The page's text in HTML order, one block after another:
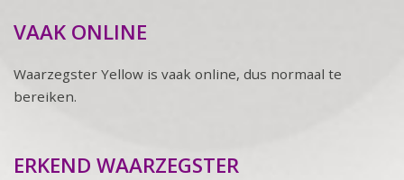
VAAK ONLINE
Waarzegster Yellow is vaak online, dus normaal te
bereiken.
ERKEND WAARZEGSTER